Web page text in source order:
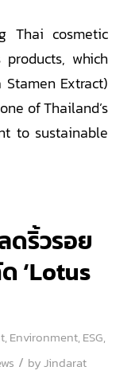
Thai cosmetic
which
Extract)
of Thailand’s
to sustainable
ดริ้วรอย
‘Lotus
, Environment, ESG,
/ byJindarat